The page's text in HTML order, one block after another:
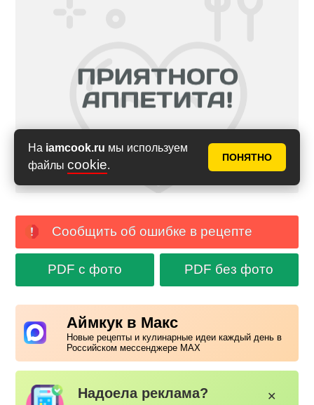
На iamcook.ru мы используем
файлы cookie.
ПОНЯТНО
Сообщить об ошибке в рецепте
PDF с фото PDF без фото
Аймкук в Макс
Новые рецепты и кулинарные идеи каждый день в
Российском мессенджере MAX
Надоела реклама? ✕